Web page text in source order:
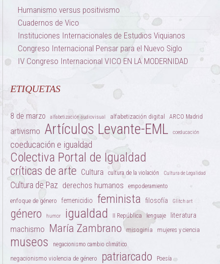
Humanismo versus positivismo
Cuadernos de Vico
Instituciones Internacionales de Estudios Viquianos
Congreso Internacional Pensar para el Nuevo Siglo
IV Congreso Internacional VICO EN LA MODERNIDAD
ETIQUETAS
8 de marzo alfabetización audiovisual alfabetización digital ARCO Madrid
artivismo Artículos Levante-EML coeducación
coeducación e igualdad
Colectiva Portal de Igualdad
críticas de arte Cultura cultura de la violación Cultura de Legalidad
Cultura de Paz derechos humanos empoderamiento
enfoque de género femenicidio feminista filosofía Glitch art
género humor igualdad II República lenguaje literatura
machismo María Zambrano misoginia mujeres y ciencia
museos negacionismo cambio climático
negacionismo violencia de género patriarcado Poesía